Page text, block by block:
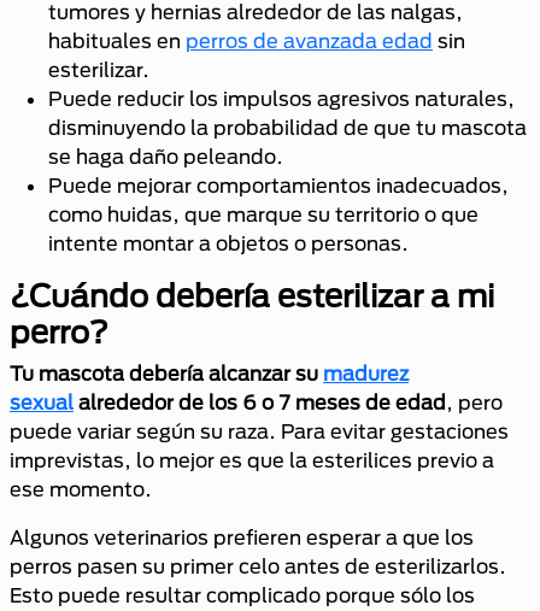
tumores y hernias alrededor de las nalgas,
habituales en perros de avanzada edad sin
esterilizar.
Puede reducir los impulsos agresivos naturales,
disminuyendo la probabilidad de que tu mascota
se haga daño peleando.
Puede mejorar comportamientos inadecuados,
como huidas, que marque su territorio o que
intente montar a objetos o personas.
¿Cuándo debería esterilizar a mi
perro?
Tu mascota debería alcanzar su madurez
sexual alrededor de los 6 o 7 meses de edad, pero
puede variar según su raza. Para evitar gestaciones
imprevistas, lo mejor es que la esterilices previo a
ese momento.
Algunos veterinarios prefieren esperar a que los
perros pasen su primer celo antes de esterilizarlos.
Esto puede resultar complicado porque sólo los